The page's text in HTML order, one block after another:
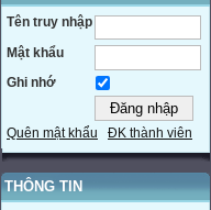
Tên truy nhập
Mật khẩu
Ghi nhớ
Quên mật khẩu ĐK thành viên
THÔNG TIN